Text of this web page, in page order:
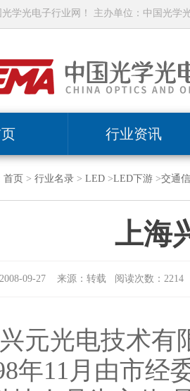
学光电子行业网！ 主办单位：中国光学
行业资讯
首页 > 行业名录> LED>LED下游>交通
上海
09-27 来源：转载 阅读次数：2214
元光电技术有
年11月由市经